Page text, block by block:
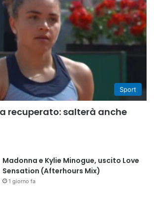
Sport
recuperato: salterà anche
Madonna e Kylie Minogue, uscito Love
Sensation (Afterhours Mix)
1 giorno fa